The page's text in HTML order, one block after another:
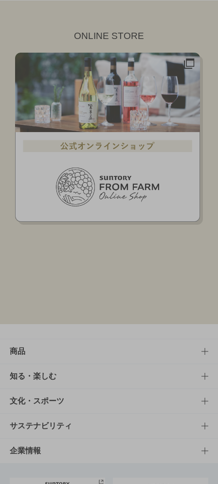
ONLINE STORE
商品
商品TOP
商品一覧
商品発売情報
栄養成分一覧
知る・楽しむ
知る・楽しむTOP
キャンペーン
工場見学
文化・スポーツ
文化・スポーツTOP
サントリーホール
サステナビリティ
サステナビリティTOP
企業情報